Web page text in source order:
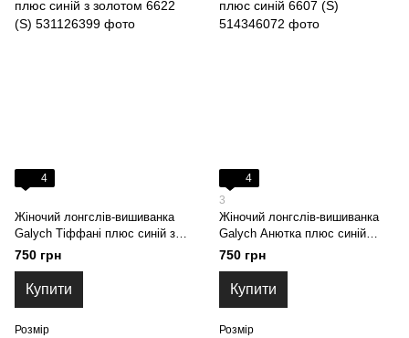
4
Жіночий лонгслів-вишиванка
Galych Тіффані плюс синій з
золотом 6622 (S)
750 грн
Купити
Розмір
4
3
Жіночий лонгслів-вишиванка
Galych Анютка плюс синій
6607 (S)
750 грн
Купити
Розмір